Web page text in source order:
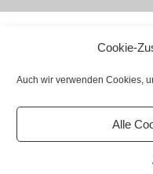
Cookie-
Auch wir verwenden Cookies,
Alle
© Ev.-Luth.